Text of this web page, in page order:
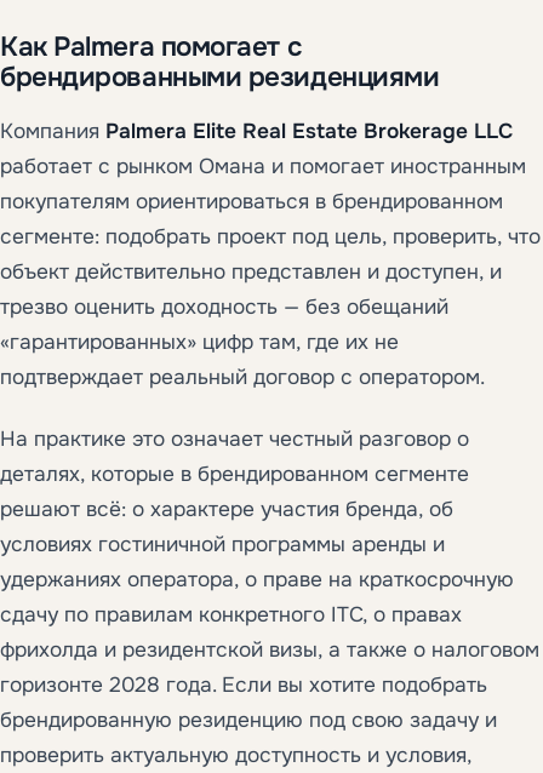
Как Palmera помогает с
брендированными резиденциями
Компания Palmera Elite Real Estate Brokerage LLC
работает с рынком Омана и помогает иностранным
покупателям ориентироваться в брендированном
сегменте: подобрать проект под цель, проверить, что
объект действительно представлен и доступен, и
трезво оценить доходность — без обещаний
«гарантированных» цифр там, где их не
подтверждает реальный договор с оператором.
На практике это означает честный разговор о
деталях, которые в брендированном сегменте
решают всё: о характере участия бренда, об
условиях гостиничной программы аренды и
удержаниях оператора, о праве на краткосрочную
сдачу по правилам конкретного ITC, о правах
фрихолда и резидентской визы, а также о налоговом
горизонте 2028 года. Если вы хотите подобрать
брендированную резиденцию под свою задачу и
проверить актуальную доступность и условия,